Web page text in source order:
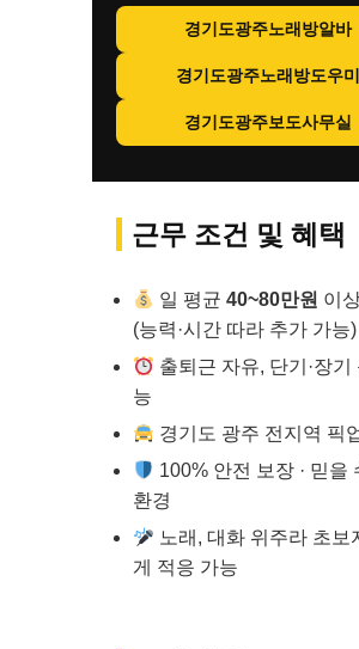
경기도광주노래방알바
경기도광주노래방도우미
경기도광주보도사무실
근무 조건 및 혜택
일 평균 40~80만원 이
(능력·시간 따라 추가 가능)
출퇴근 자유, 단기·장기
능
경기도 광주 전지역 픽
100% 안전 보장 · 믿을
환경
노래, 대화 위주라 초보
게 적응 가능